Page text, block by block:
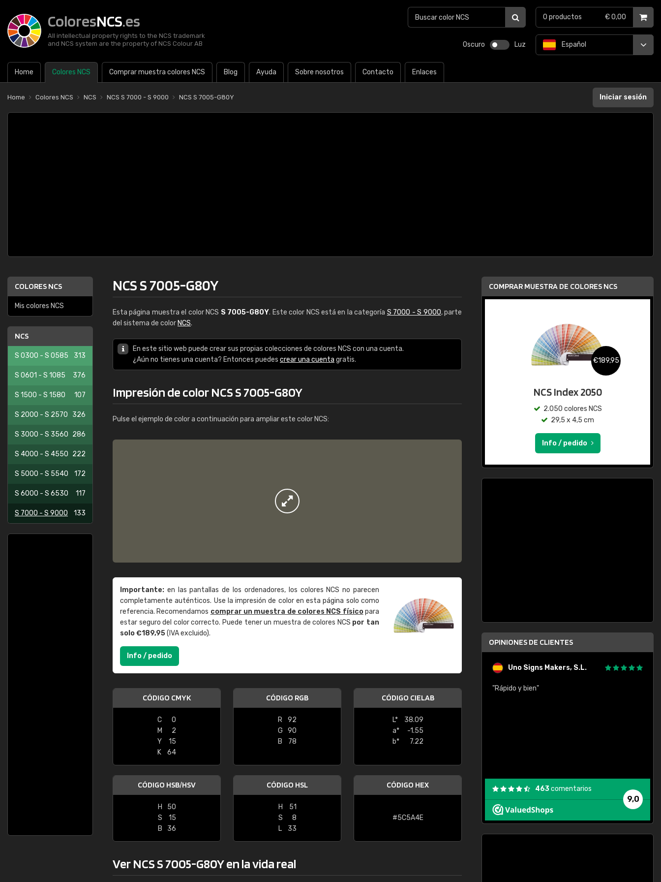
ColoresNCS.es
All intellectual property rights to the NCS trademark
and NCS system are the property of NCS Colour AB
Oscuro Luz
Home Colores NCS Comprar muestra colores NCS Blog Ayuda Sobre nosotros Contacto Enlaces
Español
0 productos € 0,00
Home Colores NCS NCS NCS S 7000 - S 9000 NCS S 7005-G80Y Iniciar sesión
COLORES NCS
Mis colores NCS
NCS
S 0300 - S 0585 313
S 0601 - S 1085 376
S 1500 - S 1580 107
S 2000 - S 2570 326
S 3000 - S 3560 286
S 4000 - S 4550 222
S 5000 - S 5540 172
S 6000 - S 6530 117
S 7000 - S 9000 133
NCS S 7005-G80Y
Esta página muestra el color NCS S 7005-G80Y. Este color NCS está en la categoría S 7000 - S 9000, parte
del sistema de color NCS.
En este sitio web puede crear sus propias colecciones de colores NCS con una cuenta.
¿Aún no tienes una cuenta? Entonces puedes crear una cuenta gratis.
Impresión de color NCS S 7005-G80Y
Pulse el ejemplo de color a continuación para ampliar este color NCS:
Importante: en las pantallas de los ordenadores, los colores NCS no parecen
completamente auténticos. Use la impresión de color en esta página solo como
referencia. Recomendamos comprar un muestra de colores NCS físicopara
estar seguro del color correcto. Puede tener un muestra de colores NCS por tan
solo €189,95(IVA excluido).
Info / pedido
CÓDIGO CMYK
C
0
M
2
Y
15
K
64
CÓDIGO RGB
R
92
G
90
B
78
CÓDIGO CIELAB
L*
38.09
a*
-1.55
b*
7.22
CÓDIGO HSB/HSV
H
50
S
15
B
36
CÓDIGO HSL
H
51
S
8
L
33
CÓDIGO HEX
#5C5A4E
Ver NCS S 7005-G80Y en la vida real
COMPRAR MUESTRA DE COLORES NCS
€189,95
NCS Index 2050
2.050 colores NCS
29,5 x 4,5 cm
Info / pedido
OPINIONES DE CLIENTES
"Buen servicio. No obstante No es fácil
encontrar/comprar lo que se busca"
Uno Signs Makers, S.L.
"Rápido y bien"
9,0
463comentarios